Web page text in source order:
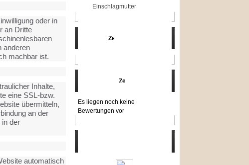
oder in
an Dritte
anderen
machbar ist.
Inhalte,
eine SSL-bzw.
übermitteln,
an der
der
automatisch
Einschlagmutter
Es liegen noch keine
Bewertungen vor